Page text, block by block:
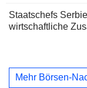
Staatschefs
wirtschaftliche
Mehr Börsen-